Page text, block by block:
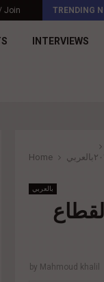
Join TRENDING
INTERVIEWS
Home بالعربي
بالعربي
جنيه بالقطاع
by Mahmoud khalil